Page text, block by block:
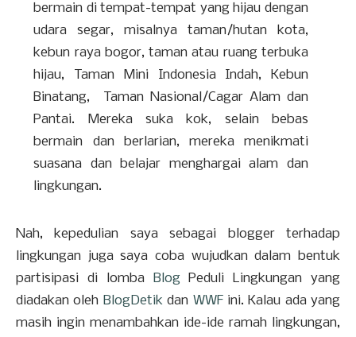
bermain di tempat-tempat yang hijau dengan
udara segar, misalnya taman/hutan kota,
kebun raya bogor, taman atau ruang terbuka
hijau, Taman Mini Indonesia Indah, Kebun
Binatang, Taman Nasional/Cagar Alam dan
Pantai. Mereka suka kok, selain bebas
bermain dan berlarian, mereka menikmati
suasana dan belajar menghargai alam dan
lingkungan.
Nah, kepedulian saya sebagai blogger terhadap
lingkungan juga saya coba wujudkan dalam bentuk
partisipasi di lomba Blog Peduli Lingkungan yang
diadakan oleh BlogDetikdan WWFini. Kalau ada yang
masih ingin menambahkan ide-ide ramah lingkungan,